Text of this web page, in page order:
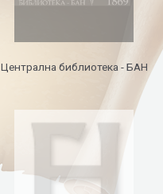
Централна библиотека - БАН